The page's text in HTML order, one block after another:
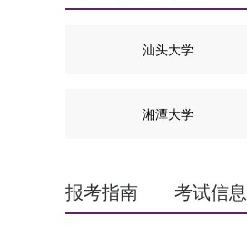
汕头大学
湘潭大学
报考指南 考试信息